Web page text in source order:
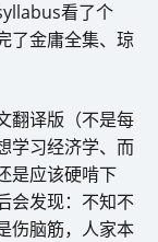
看了个
了金庸全集、琼
翻译版（不是每
学习经济学、而
是应该硬啃下
会发现：不知不
伤脑筋，人家本